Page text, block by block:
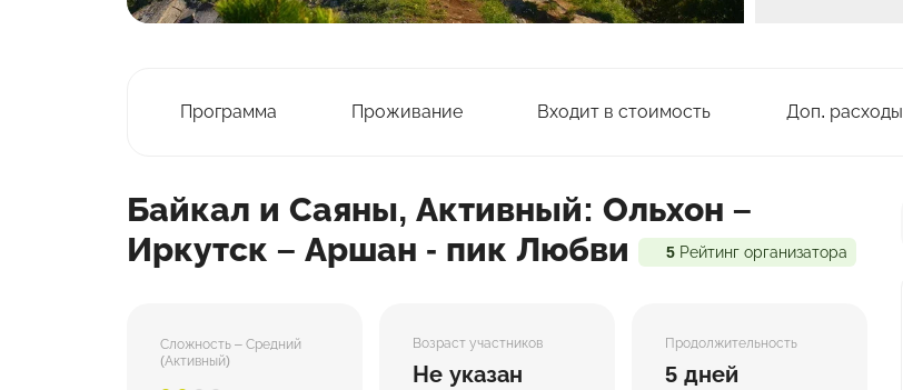
Программа Проживание Входит в стоимость Доп. расходы
Байкал и Саяны, Активный: Ольхон –
Иркутск – Аршан - пик Любви
5 Рейтинг организатора
Сложность – Средний
(Активный)
Возраст участников
Не указан
Продолжительность
5 дней